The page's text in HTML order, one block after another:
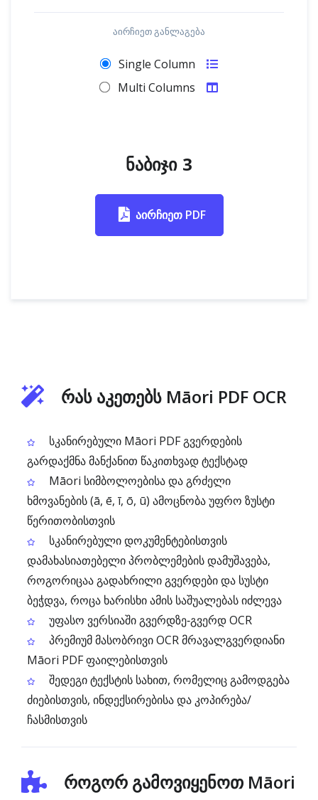
აირჩიეთ განლაგება
Single Column
Multi Columns
ნაბიჯი 3
აირჩიეთ PDF
რას აკეთებს Māori PDF OCR
სკანირებული Māori PDF გვერდების
გარდაქმნა მანქანით წაკითხვად ტექსტად
Māori სიმბოლოებისა და გრძელი
ხმოვანების (ā, ē, ī, ō, ū) ამოცნობა უფრო ზუსტი
წერითობისთვის
სკანირებული დოკუმენტებისთვის
დამახასიათებელი პრობლემების დამუშავება,
როგორიცაა გადახრილი გვერდები და სუსტი
ბეჭდვა, როცა ხარისხი ამის საშუალებას იძლევა
უფასო ვერსიაში გვერდზე‑გვერდ OCR
პრემიუმ მასობრივი OCR მრავალგვერდიანი
Māori PDF ფაილებისთვის
შედეგი ტექსტის სახით, რომელიც გამოდგება
ძიებისთვის, ინდექსირებისა და კოპირება/
ჩასმისთვის
როგორ გამოვიყენოთ Māori